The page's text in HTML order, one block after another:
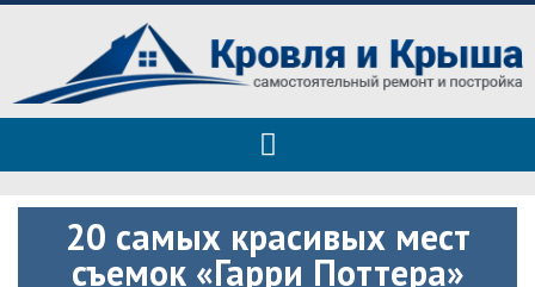
Roof tops — только полезные
советы
Полезные советы при строительстве дома и ремонте
20 самых красивых мест
съемок «Гарри Поттера»